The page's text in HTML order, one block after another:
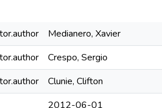
Medianero, Xavier
Crespo, Sergio
Clunie, Clifton
2012-06-01